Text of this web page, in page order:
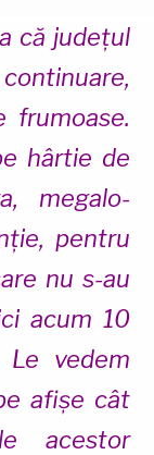
că județul
frumoase.
hârtie de
megalo-
pentru
nu s-au
acum 10
vedem
afișe cât
acestor